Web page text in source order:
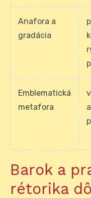
Anafora a
gradácia
Emblematická
metafora
Barok a
rétorika